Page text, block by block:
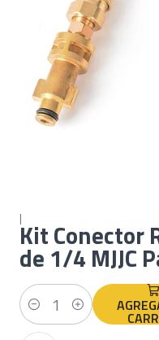
|Kit Conector
de 1/4 MJJC
Cantidad